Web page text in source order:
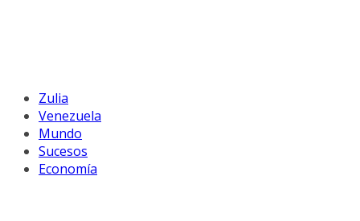
Zulia
Venezuela
Mundo
Sucesos
Economía